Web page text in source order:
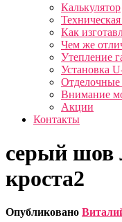
Калькулятор
Как
Чем же
Утепление
Установка
Отделочные
Внимание
Акции
Контакты
серый шов
кроста2
Опубликовано